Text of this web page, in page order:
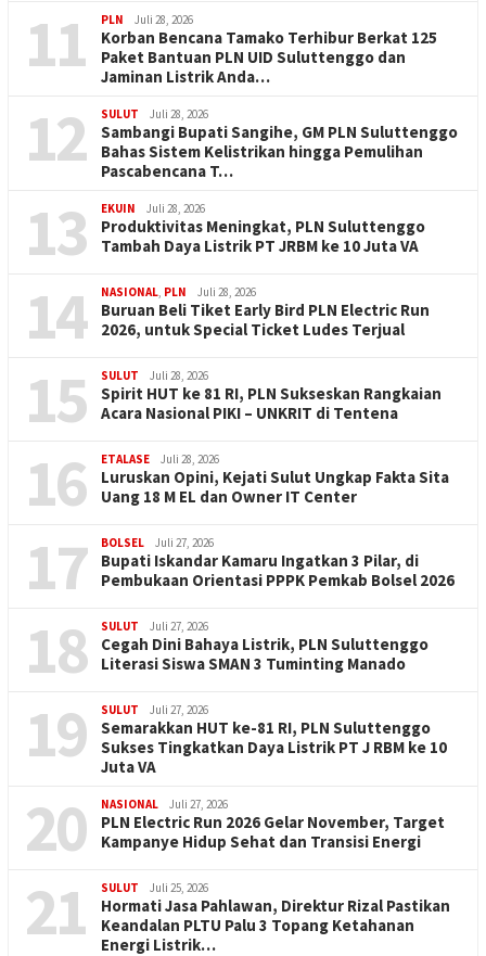
11 PLN Juli 28, 2026
Korban Bencana Tamako Terhibur Berkat 125
Paket Bantuan PLN UID Suluttenggo dan
Jaminan Listrik Anda…
12 SULUT Juli 28, 2026
Sambangi Bupati Sangihe, GM PLN Suluttenggo
Bahas Sistem Kelistrikan hingga Pemulihan
Pascabencana T…
13 EKUIN Juli 28, 2026
Produktivitas Meningkat, PLN Suluttenggo
Tambah Daya Listrik PT JRBM ke 10 Juta VA
14 NASIONAL, PLN Juli 28, 2026
Buruan Beli Tiket Early Bird PLN Electric Run
2026, untuk Special Ticket Ludes Terjual
15 SULUT Juli 28, 2026
Spirit HUT ke 81 RI, PLN Sukseskan Rangkaian
Acara Nasional PIKI – UNKRIT di Tentena
16 ETALASE Juli 28, 2026
Luruskan Opini, Kejati Sulut Ungkap Fakta Sita
Uang 18 M EL dan Owner IT Center
17 BOLSEL Juli 27, 2026
Bupati Iskandar Kamaru Ingatkan 3 Pilar, di
Pembukaan Orientasi PPPK Pemkab Bolsel 2026
18 SULUT Juli 27, 2026
Cegah Dini Bahaya Listrik, PLN Suluttenggo
Literasi Siswa SMAN 3 Tuminting Manado
19 SULUT Juli 27, 2026
Semarakkan HUT ke-81 RI, PLN Suluttenggo
Sukses Tingkatkan Daya Listrik PT J RBM ke 10
Juta VA
20 NASIONAL Juli 27, 2026
PLN Electric Run 2026 Gelar November, Target
Kampanye Hidup Sehat dan Transisi Energi
21 SULUT Juli 25, 2026
Hormati Jasa Pahlawan, Direktur Rizal Pastikan
Keandalan PLTU Palu 3 Topang Ketahanan
Energi Listrik…